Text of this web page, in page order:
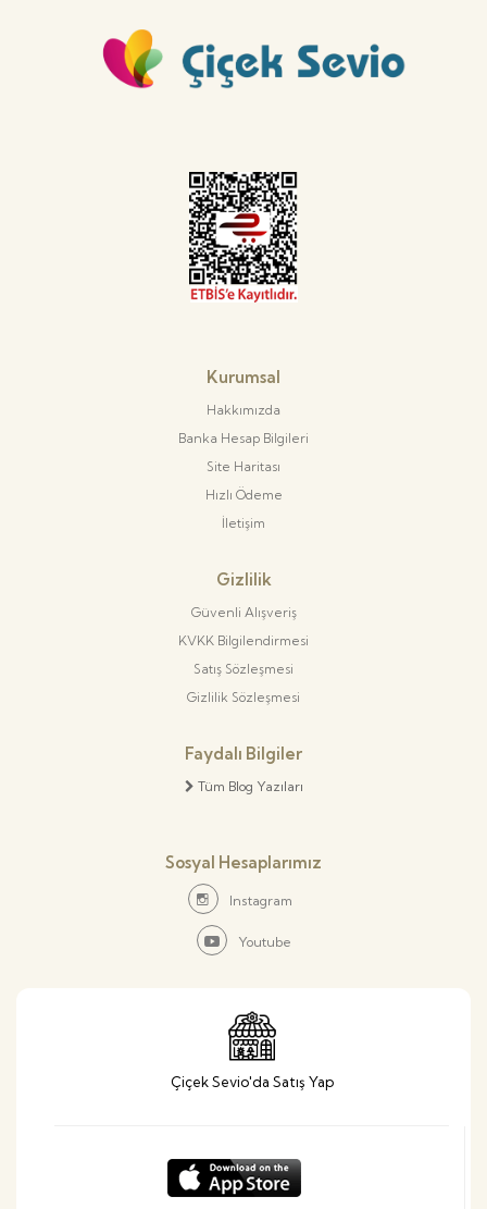
Kurumsal
Hakkımızda
Banka Hesap Bilgileri
Site Haritası
Hızlı Ödeme
İletişim
Gizlilik
Güvenli Alışveriş
KVKK Bilgilendirmesi
Satış Sözleşmesi
Gizlilik Sözleşmesi
Faydalı Bilgiler
Tüm Blog Yazıları
Sosyal Hesaplarımız
Instagram
Youtube
Çiçek Sevio'da Satış Yap